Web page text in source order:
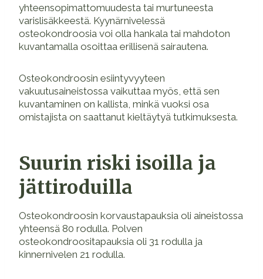
yhteensopimattomuudesta tai murtuneesta
varislisäkkeestä. Kyynärnivelessä
osteokondroosia voi olla hankala tai mahdoton
kuvantamalla osoittaa erillisenä sairautena.
Osteokondroosin esiintyvyyteen
vakuutusaineistossa vaikuttaa myös, että sen
kuvantaminen on kallista, minkä vuoksi osa
omistajista on saattanut kieltäytyä tutkimuksesta.
Suurin riski isoilla ja
jättiroduilla
Osteokondroosin korvaustapauksia oli aineistossa
yhteensä 80 rodulla. Polven
osteokondroositapauksia oli 31 rodulla ja
kinnernivelen 21 rodulla.